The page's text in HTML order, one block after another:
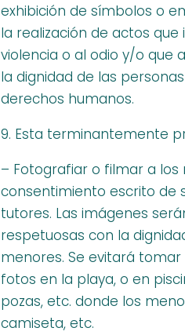
exhibición de símbolos o
la realización de actos que
violencia o al odio y/o que
la dignidad de las
derechos humanos.
9. Esta terminantemente
– Fotografiar o filmar a los
consentimiento escrito de
tutores. Las imágenes
respetuosas con la
menores. Se evitará
fotos en la playa, o en
pozas, etc. donde los
camiseta, etc.